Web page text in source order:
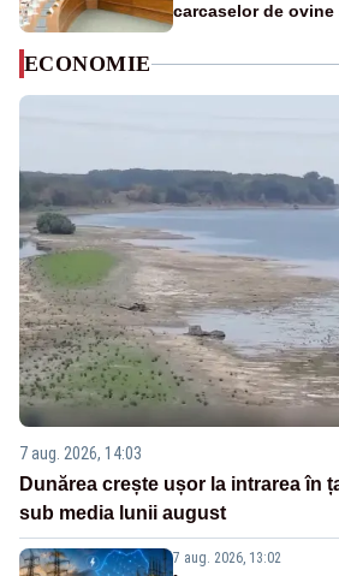
carcaselor de
ECONOMIE
7 aug. 2026, 14:03
Dunărea crește ușor la intrarea în
sub media lunii august
7 aug. 2026, 13:02